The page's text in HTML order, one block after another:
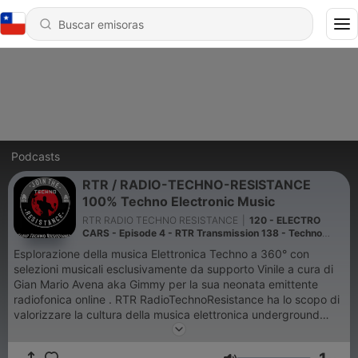
Podcasts
RTR / RADIO-TECHNO-RESISTANCE
100% Techno Electronic Music
RTR RADIO TECHNO RESISTANCE
120 - ELECTRO
CARS - Episode 4 - RTR Transmission 138 - Techno
Esplorazione della musica Elettronica Techno a 360° con
selezioni musicali esclusivamente da supporto Vinile a cura di
Gian Mario Avena aka Gimmy per la sua neonata emittente
radiofonica online . RTR RadioTechnoResistance ha lo scopo di
valorizzare la cultura della musica elettronica underground
anche promuovendo artisti produttori ed etichette